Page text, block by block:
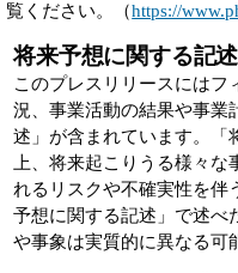
覧ください。（https://
将来予想に関する記
このプレスリリースにはフ
況、事業活動の結果や事業
述」が含まれています。「
上、将来起こりうる様々
れるリスクや不確実性を伴
予想に関する記述」で述べ
や事象は実質的に異なる可